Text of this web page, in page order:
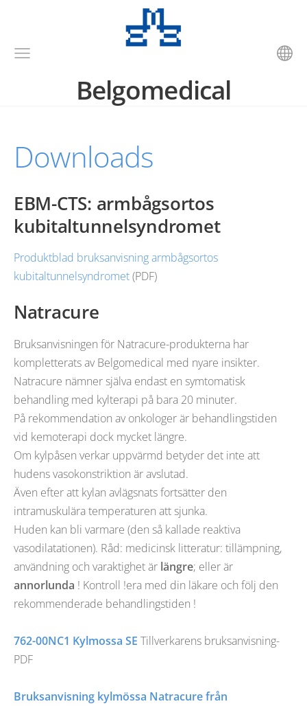
Belgomedical
Downloads
EBM-CTS: armbågsortos
kubitaltunnelsyndromet
Produktblad bruksanvisning armbågsortos
kubitaltunnelsyndromet(PDF)
Natracure
Bruksanvisningen för Natracure-produkterna har
kompletterats av Belgomedical med nyare insikter.
Natracure nämner själva endast en symtomatisk
behandling med kylterapi på bara 20 minuter.
På rekommendation av onkologer är behandlingstiden
vid kemoterapi dock mycket längre.
Om kylpåsen verkar uppvärmd betyder det inte att
hudens vasokonstriktion är avslutad.
Även efter att kylan avlägsnats fortsätter den
intramuskulära temperaturen att sjunka.
Huden kan bli varmare (den så kallade reaktiva
vasodilatationen). Råd: medicinsk litteratur: tillämpning,
användning och varaktighet är längre; eller är
annorlunda ! Kontroll !era med din läkare och följ den
rekommenderade behandlingstiden !
762-00NC1 Kylmossa SE Tillverkarens bruksanvisning-
PDF
Bruksanvisning kylmössa Natracure från